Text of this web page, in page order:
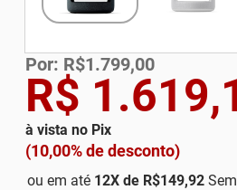
R$
à vista no Pix
(10,00% de desconto)
Por: R$1.799,00
ou em até 12X de R$149,92